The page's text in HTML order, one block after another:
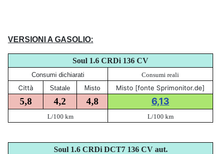
VERSIONI A GASOLIO:
Soul 1.6 CRDi 136 CV
Consumi dichiarati Consumi reali
Città Statale Misto Misto [fonte Sprimonitor.de]
5,8 4,2 4,8 6,13
L/100 km L/100 km
Soul 1.6 CRDi DCT7 136 CV aut.